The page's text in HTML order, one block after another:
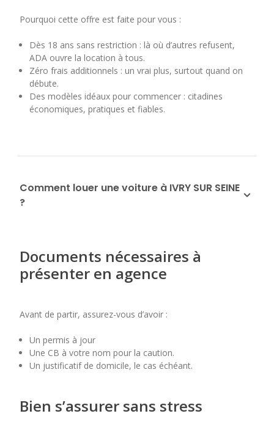
Pourquoi cette offre est faite pour vous :
Dès 18 ans sans restriction : là où d’autres refusent,
ADA ouvre la location à tous.
Zéro frais additionnels : un vrai plus, surtout quand on
débute.
Des modèles idéaux pour commencer : citadines
économiques, pratiques et fiables.
Comment louer une voiture à IVRY SUR SEINE
?
Documents nécessaires à
présenter en agence
Avant de partir, assurez-vous d’avoir :
Un permis à jour
Une CB à votre nom pour la caution.
Un justificatif de domicile, le cas échéant.
Bien s’assurer sans stress